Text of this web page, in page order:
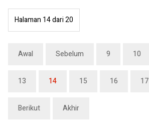
Halaman 14 dari 20
Awal Sebelum 9 10
13 14 15 16 17
Berikut Akhir